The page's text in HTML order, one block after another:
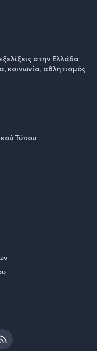
στην Ελλάδα
κοινωνία, αθλητισμός
Τύπου
RSS